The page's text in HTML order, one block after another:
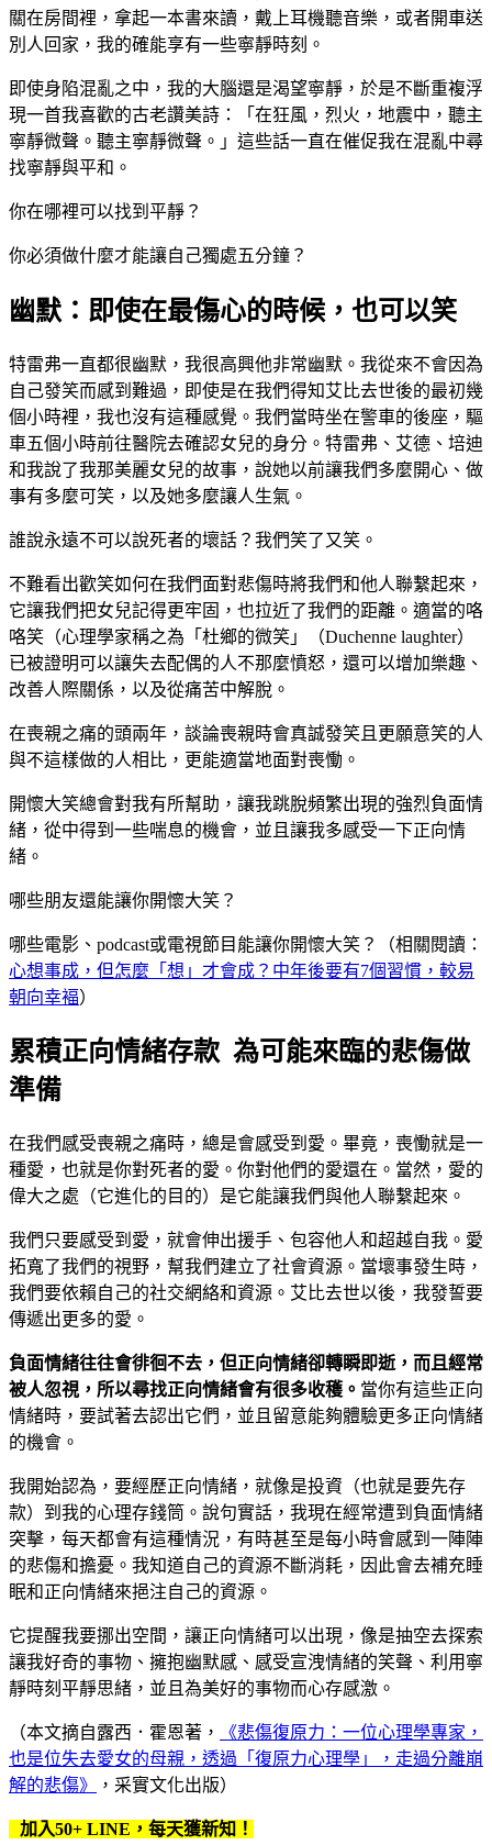
關在房間裡，拿起一本書來讀，戴上耳機聽音樂，或者開車送
別人回家，我的確能享有一些寧靜時刻。
即使身陷混亂之中，我的大腦還是渴望寧靜，於是不斷重複浮
現一首我喜歡的古老讚美詩：「在狂風，烈火，地震中，聽主
寧靜微聲。聽主寧靜微聲。」這些話一直在催促我在混亂中尋
找寧靜與平和。
你在哪裡可以找到平靜？
你必須做什麼才能讓自己獨處五分鐘？
幽默：即使在最傷心的時候，也可以笑
特雷弗一直都很幽默，我很高興他非常幽默。我從來不會因為
自己發笑而感到難過，即使是在我們得知艾比去世後的最初幾
個小時裡，我也沒有這種感覺。我們當時坐在警車的後座，驅
車五個小時前往醫院去確認女兒的身分。特雷弗、艾德、培迪
和我說了我那美麗女兒的故事，說她以前讓我們多麼開心、做
事有多麼可笑，以及她多麼讓人生氣。
誰說永遠不可以說死者的壞話？我們笑了又笑。
不難看出歡笑如何在我們面對悲傷時將我們和他人聯繫起來，
它讓我們把女兒記得更牢固，也拉近了我們的距離。適當的咯
咯笑（心理學家稱之為「杜鄉的微笑」（Duchenne laughter）
已被證明可以讓失去配偶的人不那麼憤怒，還可以增加樂趣、
改善人際關係，以及從痛苦中解脫。
在喪親之痛的頭兩年，談論喪親時會真誠發笑且更願意笑的人
與不這樣做的人相比，更能適當地面對喪慟。
開懷大笑總會對我有所幫助，讓我跳脫頻繁出現的強烈負面情
緒，從中得到一些喘息的機會，並且讓我多感受一下正向情
緒。
哪些朋友還能讓你開懷大笑？
哪些電影、podcast或電視節目能讓你開懷大笑？（相關閱讀：
心想事成，但怎麼「想」才會成？中年後要有7個習慣，較易
朝向幸褔）
累積正向情緒存款 為可能來臨的悲傷做
準備
在我們感受喪親之痛時，總是會感受到愛。畢竟，喪慟就是一
種愛，也就是你對死者的愛。你對他們的愛還在。當然，愛的
偉大之處（它進化的目的）是它能讓我們與他人聯繫起來。
我們只要感受到愛，就會伸出援手、包容他人和超越自我。愛
拓寬了我們的視野，幫我們建立了社會資源。當壞事發生時，
我們要依賴自己的社交網絡和資源。艾比去世以後，我發誓要
傳遞出更多的愛。
負面情緒往往會徘徊不去，但正向情緒卻轉瞬即逝，而且經常
被人忽視，所以尋找正向情緒會有很多收穫。 當你有這些正向
情緒時，要試著去認出它們，並且留意能夠體驗更多正向情緒
的機會。
我開始認為，要經歷正向情緒，就像是投資（也就是要先存
款）到我的心理存錢筒。說句實話，我現在經常遭到負面情緒
突擊，每天都會有這種情況，有時甚至是每小時會感到一陣陣
的悲傷和擔憂。我知道自己的資源不斷消耗，因此會去補充睡
眠和正向情緒來挹注自己的資源。
它提醒我要挪出空間，讓正向情緒可以出現，像是抽空去探索
讓我好奇的事物、擁抱幽默感、感受宣洩情緒的笑聲、利用寧
靜時刻平靜思緒，並且為美好的事物而心存感激。
（本文摘自露西．霍恩著，
《悲傷復原力：一位心理學專家，
也是位失去愛女的母親，透過「復原力心理學」，走過分離崩
解的悲傷》
，采實文化出版）
加入50+ LINE，每天獲新知！